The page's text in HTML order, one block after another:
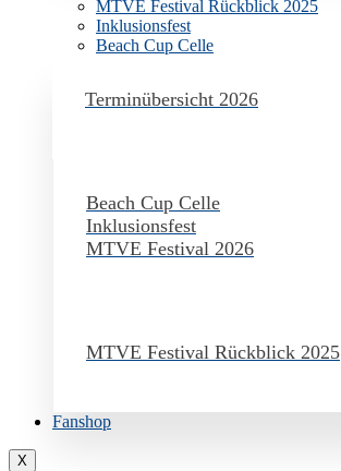
MTVE Festival Rückblick 2025
Inklusionsfest
Beach Cup Celle
Terminübersicht 2026
Beach Cup Celle
Inklusionsfest
MTVE Festival 2026
MTVE Festival Rückblick 2025
Fanshop
X